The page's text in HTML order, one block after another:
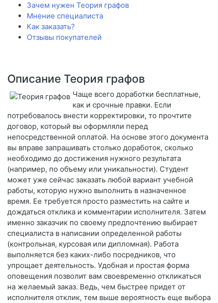
Зачем нужен Теория графов
Мнение специалиста
Как заказать?
Отзывы покупателей
Описание Теория графов
Чаще всего доработки бесплатные,
как и срочные правки. Если
потребовалось внести корректировки, то прочтите
договор, который вы оформляли перед
непосредственной оплатой. На основе этого документа
вы вправе запрашивать столько доработок, сколько
необходимо до достижения нужного результата
(например, по объему или уникальности). Студент
может уже сейчас заказать любой вариант учебной
работы, которую нужно выполнить в назначенное
время. Ее требуется просто разместить на сайте и
дождаться отклика и комментарии исполнителя. Затем
именно заказчик по своему предпочтению выбирает
специалиста в написании определенной работы
(контрольная, курсовая или дипломная). Работа
выполняется без каких-либо посредников, что
упрощает деятельность. Удобная и простая форма
оповещения позволит вам своевременно откликаться
на желаемый заказ. Ведь, чем быстрее придет от
исполнителя отклик, тем выше вероятность еще выбора